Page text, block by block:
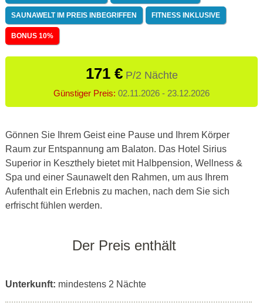
SAUNAWELT IM PREIS INBEGRIFFEN FITNESS INKLUSIVE
BONUS 10%
171 €P/2 Nächte
Günstiger Preis: 02.11.2026 - 23.12.2026
Gönnen Sie Ihrem Geist eine Pause und Ihrem Körper
Raum zur Entspannung am Balaton. Das Hotel Sirius
Superior in Keszthely bietet mit Halbpension, Wellness &
Spa und einer Saunawelt den Rahmen, um aus Ihrem
Aufenthalt ein Erlebnis zu machen, nach dem Sie sich
erfrischt fühlen werden.
Der Preis enthält
Unterkunft: mindestens 2 Nächte